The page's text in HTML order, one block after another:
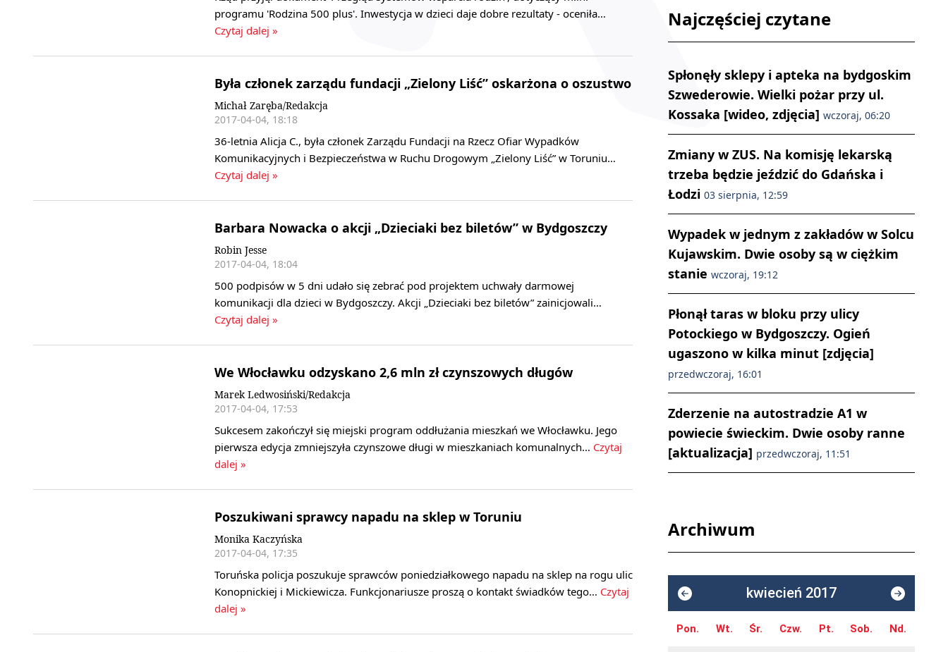
programu 'Rodzina 500 plus'. Inwestycja w dzieci daje dobre rezultaty - oceniła…
Czytaj dalej »
Była członek zarządu fundacji „Zielony Liść” oskarżona o oszustwo
Michał Zaręba/Redakcja
2017-04-04, 18:18
36-letnia Alicja C., była członek Zarządu Fundacji na Rzecz Ofiar Wypadków
Komunikacyjnych i Bezpieczeństwa w Ruchu Drogowym „Zielony Liść” w Toruniu…
Czytaj dalej »
Barbara Nowacka o akcji „Dzieciaki bez biletów” w Bydgoszczy
Robin Jesse
2017-04-04, 18:04
500 podpisów w 5 dni udało się zebrać pod projektem uchwały darmowej
komunikacji dla dzieci w Bydgoszczy. Akcji „Dzieciaki bez biletów” zainicjowali…
Czytaj dalej »
We Włocławku odzyskano 2,6 mln zł czynszowych długów
Marek Ledwosiński/Redakcja
2017-04-04, 17:53
Sukcesem zakończył się miejski program oddłużania mieszkań we Włocławku. Jego
pierwsza edycja zmniejszyła czynszowe długi w mieszkaniach komunalnych… Czytaj
dalej »
Poszukiwani sprawcy napadu na sklep w Toruniu
Monika Kaczyńska
2017-04-04, 17:35
Toruńska policja poszukuje sprawców poniedziałkowego napadu na sklep na rogu ulic
Konopnickiej i Mickiewicza. Funkcjonariusze proszą o kontakt świadków tego… Czytaj
dalej »
Najczęściej czytane
Spłonęły sklepy i apteka na bydgoskim
Szwederowie. Wielki pożar przy ul.
Kossaka [wideo, zdjęcia] wczoraj, 06:20
Zmiany w ZUS. Na komisję lekarską
trzeba będzie jeździć do Gdańska i
Łodzi 03 sierpnia, 12:59
Wypadek w jednym z zakładów w Solcu
Kujawskim. Dwie osoby są w ciężkim
stanie wczoraj, 19:12
Płonął taras w bloku przy ulicy
Potockiego w Bydgoszczy. Ogień
ugaszono w kilka minut [zdjęcia]
przedwczoraj, 16:01
Zderzenie na autostradzie A1 w
powiecie świeckim. Dwie osoby ranne
[aktualizacja] przedwczoraj, 11:51
Archiwum
kwiecień 2017
Pon. Wt. Śr. Czw. Pt. Sob. Nd.